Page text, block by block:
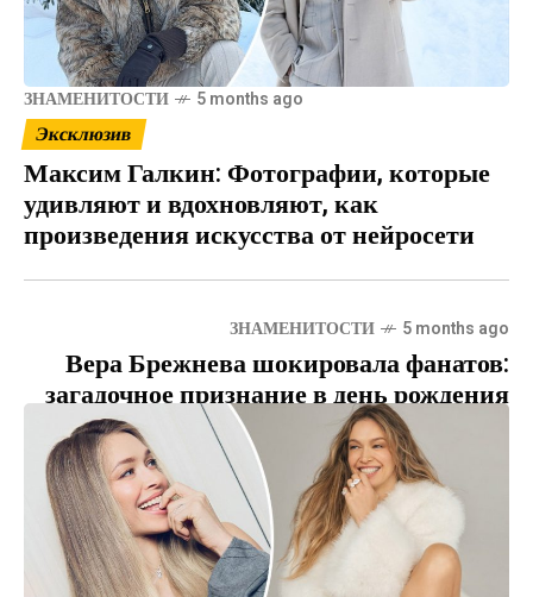
ЗНАМЕНИТОСТИ 5 months ago
Эксклюзив
Максим Галкин: Фотографии, которые
удивляют и вдохновляют, как
произведения искусства от нейросети
ЗНАМЕНИТОСТИ 5 months ago
Вера Брежнева шокировала фанатов:
загадочное признание в день рождения